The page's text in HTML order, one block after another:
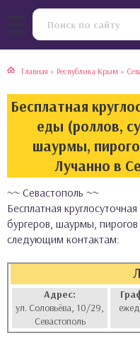
Главная » Республика Крым »
Бесплатная
еды (роллов,
шаурмы,
Лучанно в
~~ Севастополь ~~
Бесплатная
бургеров, шаурмы,
следующим контактам:
Адрес:
ул. Соловьёва, 10/29,
Севастополь
кухня
кухня
кухня
кухня
булочки